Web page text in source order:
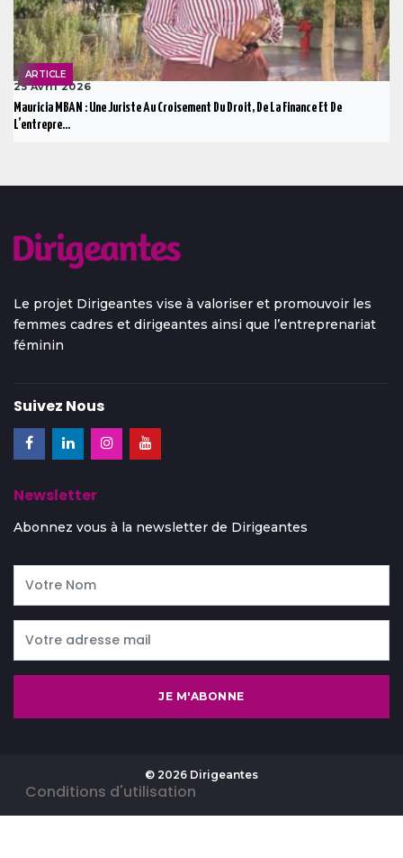
ARTICLE
25 Avril 2026
Mauricia MBAN : Une Juriste Au Croisement Du Droit, De La Finance Et De
L’entrepre...
Le projet Dirigeantes vise à valoriser et promouvoir les
femmes cadres et dirigeantes ainsi que l’entreprenariat
féminin
Suivez Nous
Newsletter
Abonnez vous à la newsletter de Dirigeantes
JE M'ABONNE
© 2026 Dirigeantes
Conditions d'utilisation